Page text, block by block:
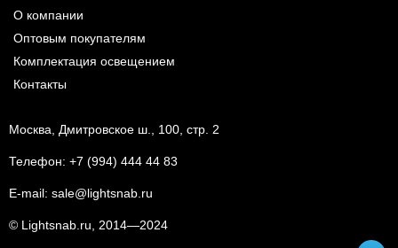
О компании
Оптовым покупателям
Комплектация освещением
Контакты
Москва, Дмитровское ш., 100, стр. 2
Телефон: +7 (994) 444 44 83
E-mail: sale@lightsnab.ru
© Lightsnab.ru, 2014—2024